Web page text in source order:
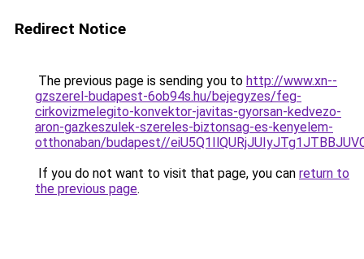
Redirect Notice
The previous page is sending you to http://www.xn--
gzszerel-budapest-6ob94s.hu/bejegyzes/feg-
cirkovizmelegito-konvektor-javitas-gyorsan-kedvezo-
aron-gazkeszulek-szereles-biztonsag-es-kenyelem-
otthonaban/budapest//
If you do not want to visit that page, you can return to
the previous page.